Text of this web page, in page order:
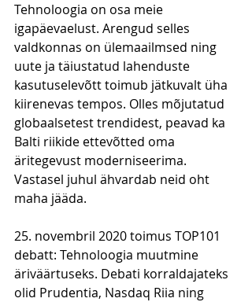
Tehnoloogia on osa meie
igapäevaelust. Arengud selles
valdkonnas on ülemaailmsed ning
uute ja täiustatud lahenduste
kasutuselevõtt toimub jätkuvalt üha
kiirenevas tempos. Olles mõjutatud
globaalsetest trendidest, peavad ka
Balti riikide ettevõtted oma
äritegevust moderniseerima.
Vastasel juhul ähvardab neid oht
maha jääda.
25. novembril 2020 toimus TOP101
debatt: Tehnoloogia muutmine
äriväärtuseks. Debati korraldajateks
olid Prudentia, Nasdaq Riia ning